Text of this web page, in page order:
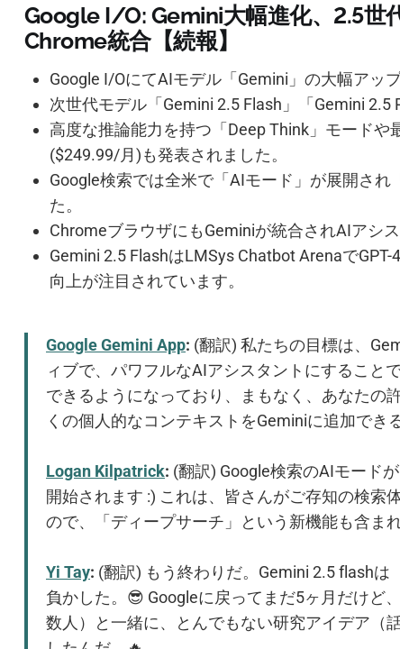
Google I/O: Gemini大幅進化、2.5世
Chrome統合【続報】
Google I/OにてAIモデル「Gemini」の大幅アッ
次世代モデル「Gemini 2.5 Flash」「Gemini 2.5
高度な推論能力を持つ「Deep Think」モードや
($249.99/月)も発表されました。
Google検索では全米で「AIモード」が展開され
た。
ChromeブラウザにもGeminiが統合されAIアシ
Gemini 2.5 FlashはLMSys Chatbot Arenaで
向上が注目されています。
Google Gemini App: (翻訳) 私たちの目標は、
ィブで、パワフルなAIアシスタントにすること
できるようになっており、まもなく、あなたの
くの個人的なコンテキストをGeminiに追加でき
Logan Kilpatrick: (翻訳) Google検索のAIモード
開始されます :) これは、皆さんがご存知の検索
ので、「ディープサーチ」という新機能も含ま
Yi Tay: (翻訳) もう終わりだ。Gemini 2.5 flash
負かした。😎 Googleに戻ってまだ5ヶ月だけど
数人）と一緒に、とんでもない研究アイデア（